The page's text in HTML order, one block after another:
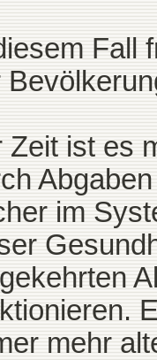
Fall
Zeit ist es
im
mehr